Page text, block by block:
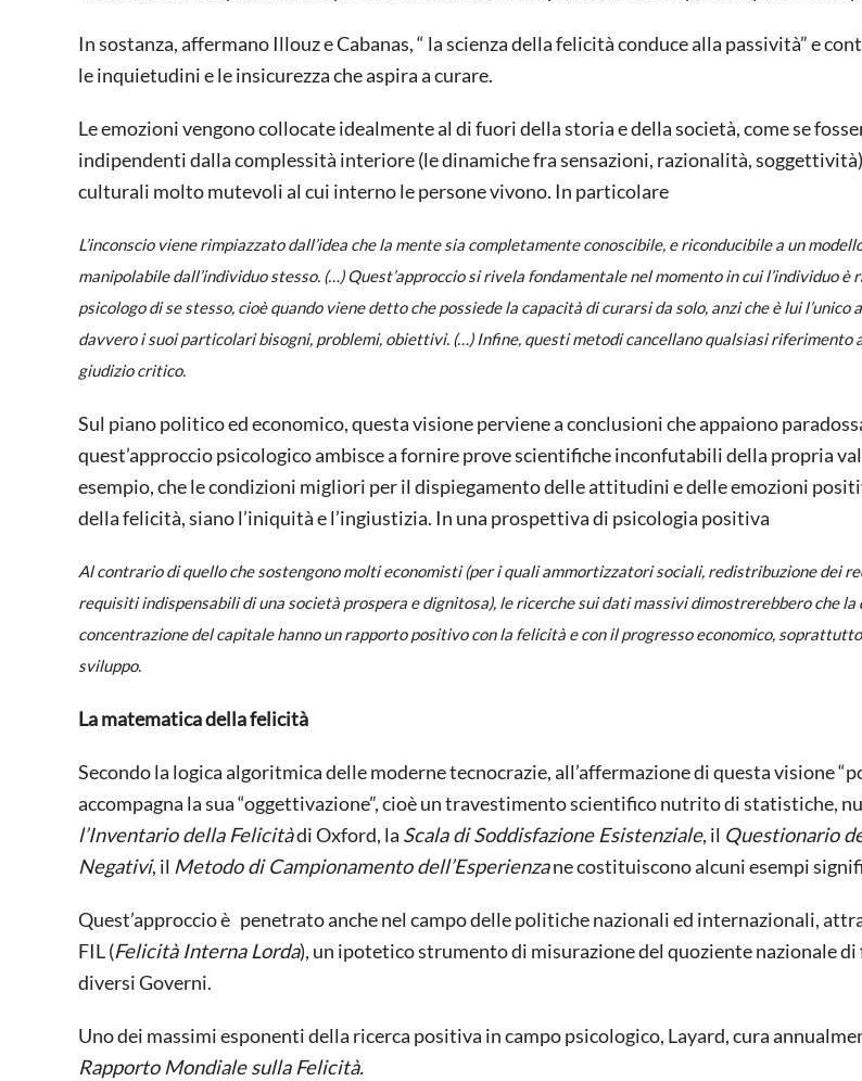
In sostanza, affermano Illouz e Cabanas, “ la scienza della felicità conduce alla passività” e
le inquietudini e le insicurezza che aspira a curare.
Le emozioni vengono collocate idealmente al di fuori della storia e della società, come se
indipendenti dalla complessità interiore (le dinamiche fra sensazioni, razionalità,
culturali molto mutevoli al cui interno le persone vivono. In particolare
L’inconscio viene rimpiazzato dall’idea che la mente sia completamente conoscibile, e riconducibile a un
manipolabile dall’individuo stesso. (…) Quest’approccio si rivela fondamentale nel momento in cui l’individuo è
psicologo di se stesso, cioè quando viene detto che possiede la capacità di curarsi da solo, anzi che è lui l’unico
davvero i suoi particolari bisogni, problemi, obiettivi. (…) Infine, questi metodi cancellano qualsiasi riferimento
giudizio critico.
Sul piano politico ed economico, questa visione perviene a conclusioni che appaiono
quest’approccio psicologico ambisce a fornire prove scientifiche inconfutabili della propria
esempio, che le condizioni migliori per il dispiegamento delle attitudini e delle emozioni
della felicità, siano l’iniquità e l’ingiustizia. In una prospettiva di psicologia positiva
Al contrario di quello che sostengono molti economisti (per i quali ammortizzatori sociali, redistribuzione dei
requisiti indispensabili di una società prospera e dignitosa), le ricerche sui dati massivi dimostrerebbero che la
concentrazione del capitale hanno un rapporto positivo con la felicità e con il progresso economico,
sviluppo.
La matematica della felicità
Secondo la logica algoritmica delle moderne tecnocrazie, all’affermazione di questa visione
accompagna la sua “oggettivazione”, cioè un travestimento scientifico nutrito di statistiche,
l’Inventario della Felicitàdi Oxford, la Scala di Soddisfazione Esistenziale, il Questionario
Negativi, il Metodo di Campionamento dell’Esperienzane costituiscono alcuni esempi
Quest’approccio è penetrato anche nel campo delle politiche nazionali ed internazionali,
FIL (Felicità Interna Lorda), un ipotetico strumento di misurazione del quoziente nazionale
diversi Governi.
Uno dei massimi esponenti della ricerca positiva in campo psicologico, Layard, cura
Rapporto Mondiale sulla Felicità.